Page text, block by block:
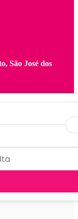
São José dos